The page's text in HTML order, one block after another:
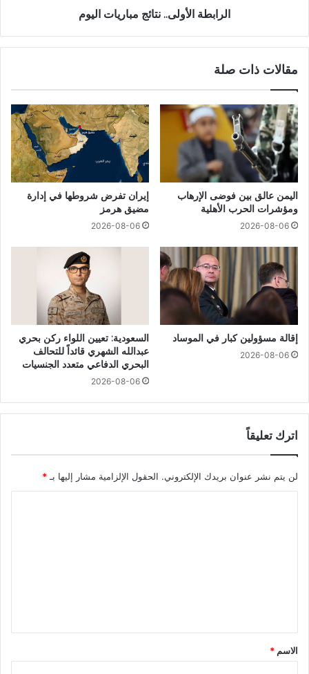
الرابطة الأولى.. نتائج مباريات اليوم
مقالات ذات صلة
اليمن عالق بين فوضى الإرهاب
ومؤشرات الحرب الأهلية
2026-08-06
إيران تفرض شروطها في إدارة
مضيق هرمز
2026-08-06
إقالة مسؤولين كبار في الموساد
2026-08-06
السعودية: تعيين اللواء ركن بحري
عبدالله الشهري قائداً للتحالف
البحري الدفاعي متعدد الجنسيات
2026-08-06
اترك تعليقاً
لن يتم نشر عنوان بريدك الإلكتروني. الحقول الإلزامية مشار إليها بـ *
*
الاسم *